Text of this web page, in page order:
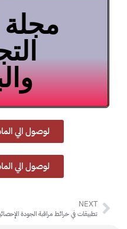
مجلة
لوصول الي
لوصول الي
NEXT
تطبيقات في خرائط مراقبة الجودة